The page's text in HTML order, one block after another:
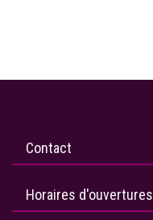
Contact
Horaires d'ouvertures